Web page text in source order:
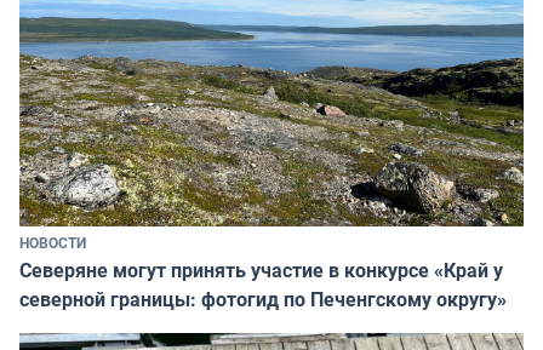
НОВОСТИ
Северяне могут принять участие в конкурсе «Край у
северной границы: фотогид по Печенгскому округу»